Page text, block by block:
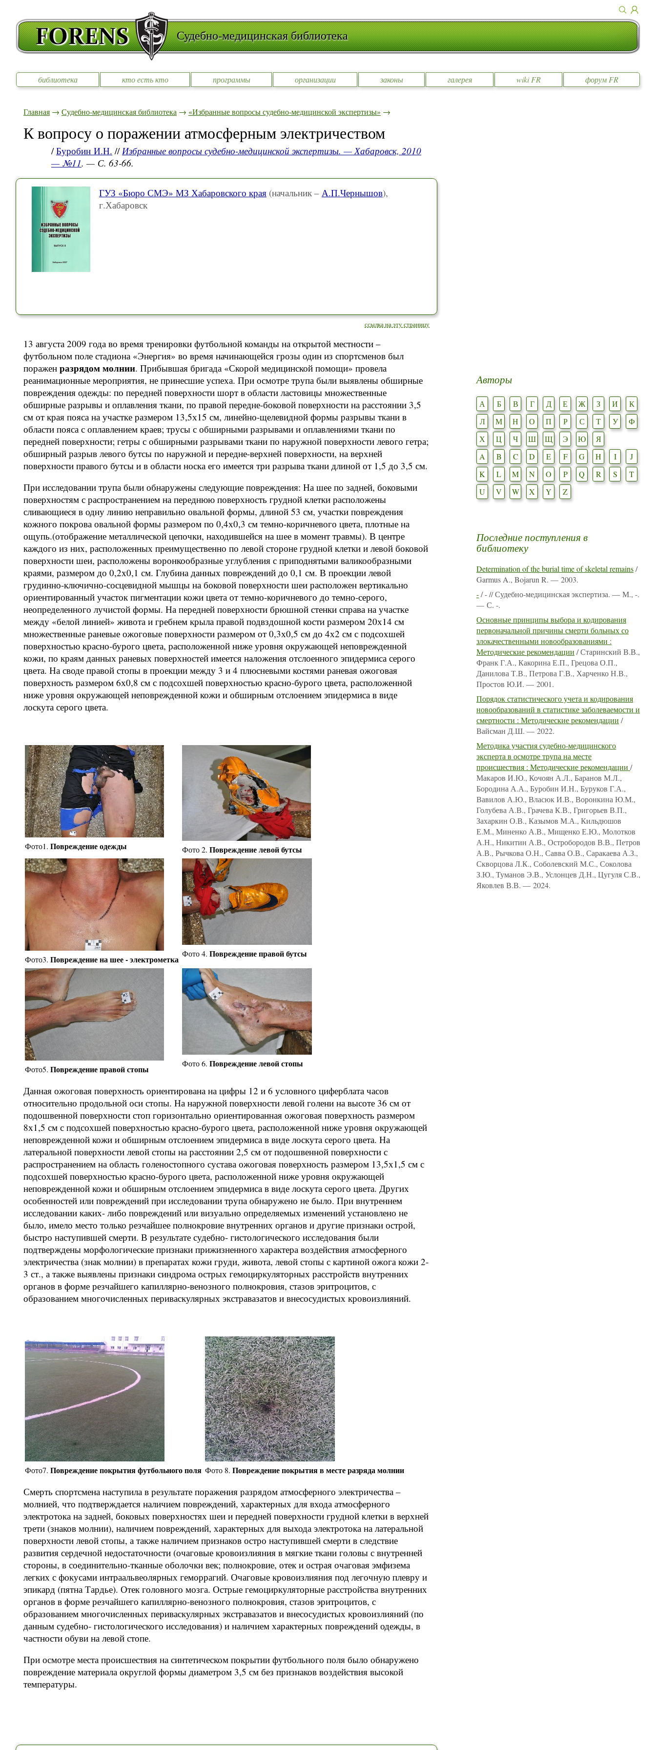
Судебно-медицинская библиотека
библиотека кто есть кто программы организации законы галерея wiki FR форум FR
Главная → Судебно-медицинская библиотека → «Избранные вопросы судебно-медицинской экспертизы» →
К вопросу о поражении атмосферным электричеством
/Буробин И.Н. //Избранные вопросы судебно-медицинской экспертизы. — Хабаровск, 2010
— №11. — С. 63-66.
ГУЗ «Бюро СМЭ» МЗ Хабаровского края (начальник – А.П.Чернышов),
г.Хабаровск
ссылка на эту страницу
13 августа 2009 года во время тренировки футбольной команды на открытой местности –
футбольном поле стадиона «Энергия» во время начинающейся грозы один из спортсменов был
поражен разрядом молнии. Прибывшая бригада «Скорой медицинской помощи» провела
реанимационные мероприятия, не принесшие успеха. При осмотре трупа были выявлены обширные
повреждения одежды: по передней поверхности шорт в области ластовицы множественные
обширные разрывы и оплавления ткани, по правой передне-боковой поверхности на расстоянии 3,5
см от края пояса на участке размером 13,5х15 см, линейно-щелевидной формы разрывы ткани в
области пояса с оплавлением краев; трусы с обширными разрывами и оплавлениями ткани по
передней поверхности; гетры с обширными разрывами ткани по наружной поверхности левого гетра;
обширный разрыв левого бутсы по наружной и передне-верхней поверхности, на верхней
поверхности правого бутсы и в области носка его имеется три разрыва ткани длиной от 1,5 до 3,5 см.
При исследовании трупа были обнаружены следующие повреждения: На шее по задней, боковыми
поверхностям с распространением на переднюю поверхность грудной клетки расположены
сливающиеся в одну линию неправильно овальной формы, длиной 53 см, участки повреждения
кожного покрова овальной формы размером по 0,4х0,3 см темно-коричневого цвета, плотные на
ощупь.(отображение металлической цепочки, находившейся на шее в момент травмы). В центре
каждого из них, расположенных преимущественно по левой стороне грудной клетки и левой боковой
поверхности шеи, расположены воронкообразные углубления с приподнятыми валикообразными
краями, размером до 0,2х0,1 см. Глубина данных повреждений до 0,1 см. В проекции левой
грудинно-ключично-сосцевидной мышцы на боковой поверхности шеи расположен вертикально
ориентированный участок пигментации кожи цвета от темно-коричневого до темно-серого,
неопределенного лучистой формы. На передней поверхности брюшной стенки справа на участке
между «белой линией» живота и гребнем крыла правой подвздошной кости размером 20х14 см
множественные раневые ожоговые поверхности размером от 0,3х0,5 см до 4х2 см с подсохшей
поверхностью красно-бурого цвета, расположенной ниже уровня окружающей неповрежденной
кожи, по краям данных раневых поверхностей имеется наложения отслоенного эпидермиса серого
цвета. На своде правой стопы в проекции между 3 и 4 плюсневыми костями раневая ожоговая
поверхность размером 6х0,8 см с подсохшей поверхностью красно-бурого цвета, расположенной
ниже уровня окружающей неповрежденной кожи и обширным отслоением эпидермиса в виде
лоскута серого цвета.
Фото1.Повреждение одежды Фото 2.Повреждение левой бутсы
Фото3.Повреждение на шее - электрометка
Фото 4.Повреждение правой бутсы
Фото5.Повреждение правой стопы
Фото 6.Повреждение левой стопы
Данная ожоговая поверхность ориентирована на цифры 12 и 6 условного циферблата часов
относительно продольной оси стопы. На наружной поверхности левой голени на высоте 36 см от
подошвенной поверхности стоп горизонтально ориентированная ожоговая поверхность размером
8х1,5 см с подсохшей поверхностью красно-бурого цвета, расположенной ниже уровня окружающей
неповрежденной кожи и обширным отслоением эпидермиса в виде лоскута серого цвета. На
латеральной поверхности левой стопы на расстоянии 2,5 см от подошвенной поверхности с
распространением на область голеностопного сустава ожоговая поверхность размером 13,5х1,5 см с
подсохшей поверхностью красно-бурого цвета, расположенной ниже уровня окружающей
неповрежденной кожи и обширным отслоением эпидермиса в виде лоскута серого цвета. Других
особенностей или повреждений при исследовании трупа обнаружено не было. При внутреннем
исследовании каких- либо повреждений или визуально определяемых изменений установлено не
было, имело место только резчайшее полнокровие внутренних органов и другие признаки острой,
быстро наступившей смерти. В результате судебно- гистологического исследования были
подтверждены морфологические признаки прижизненного характера воздействия атмосферного
электричества (знак молнии) в препаратах кожи груди, живота, левой стопы с картиной ожога кожи 2-
3 ст., а также выявлены признаки синдрома острых гемоциркуляторных расстройств внутренних
органов в форме резчайшего капиллярно-венозного полнокровия, стазов эритроцитов, с
образованием многочисленных периваскулярных экстравазатов и внесосудистых кровоизлияний.
Фото7.Повреждение покрытия футбольного поля Фото 8.Повреждение покрытия в месте разряда молнии
Смерть спортсмена наступила в результате поражения разрядом атмосферного электричества –
молнией, что подтверждается наличием повреждений, характерных для входа атмосферного
электротока на задней, боковых поверхностях шеи и передней поверхности грудной клетки в верхней
трети (знаков молнии), наличием повреждений, характерных для выхода электротока на латеральной
поверхности левой стопы, а также наличием признаков остро наступившей смерти в следствие
развития сердечной недостаточности (очаговые кровоизлияния в мягкие ткани головы с внутренней
стороны, в соединительно-тканные оболочки век; полнокровие, отек и острая очаговая эмфизема
легких с фокусами интраальвеолярных геморрагий. Очаговые кровоизлияния под легочную плевру и
эпикард (пятна Тардье). Отек головного мозга. Острые гемоциркуляторные расстройства внутренних
органов в форме резчайшего капиллярно-венозного полнокровия, стазов эритроцитов, с
образованием многочисленных периваскулярных экстравазатов и внесосудистых кровоизлияний (по
данным судебно- гистологического исследования) и наличием характерных повреждений одежды, в
частности обуви на левой стопе.
При осмотре места происшествия на синтетическом покрытии футбольного поля было обнаружено
повреждение материала округлой формы диаметром 3,5 см без признаков воздействия высокой
температуры.
Авторы
А Б В Г Д Е Ж З И
К
Л
М Н О П Р С Т У
Ф
Х
Ц Ч Ш Щ Э Ю
Я
A
B C D E F G H I
J
K
L M N O P Q R S
T
U
V W X Y Z
Последние поступления в
библиотеку
Determination of the burial time of skeletal remains/
Garmus A., Bojarun R. — 2003.
-/ - // Судебно-медицинская экспертиза. — М., -.
— С. -.
Основные принципы выбора и кодирования
первоначальной причины смерти больных со
злокачественными новообразованиями :
Методические рекомендации / Старинский В.В.,
Франк Г.А., Какорина Е.П., Грецова О.П.,
Данилова Т.В., Петрова Г.В., Харченко Н.В.,
Простов Ю.И. — 2001.
Порядок статистического учета и кодирования
новообразований в статистике заболеваемости и
смертности : Методические рекомендации /
Вайсман Д.Ш. — 2022.
Методика участия судебно-медицинского
эксперта в осмотре трупа на месте
происшествия : Методические рекомендации /
Макаров И.Ю., Кочоян А.Л., Баранов М.Л.,
Бородина А.А., Буробин И.Н., Буруков Г.А.,
Вавилов А.Ю., Власюк И.В., Воронкина Ю.М.,
Голубева А.В., Грачева К.В., Григорьев В.П.,
Захаркин О.В., Казымов М.А., Кильдюшов
Е.М., Миненко А.В., Мищенко Е.Ю., Молотков
А.Н., Никитин А.В., Остробородов В.В., Петров
А.В., Рычкова О.Н., Савва О.В., Саракаева А.З.,
Скворцова Л.К., Соболевский М.С., Соколова
З.Ю., Туманов Э.В., Услонцев Д.Н., Цугуля С.В.,
Яковлев В.В. — 2024.